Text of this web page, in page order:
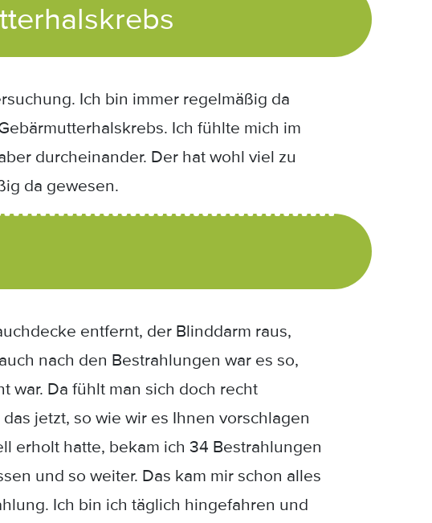
Ich bin immer regelmäßig da
Ich fühlte mich im
durcheinander. Der hat wohl viel zu
da gewesen.
entfernt, der Blinddarm raus,
nach den Bestrahlungen war es so,
war. Da fühlt man sich doch recht
jetzt, so wie wir es Ihnen vorschlagen
erholt hatte, bekam ich 34 Bestrahlungen
und so weiter. Das kam mir schon alles
Ich bin ich täglich hingefahren und